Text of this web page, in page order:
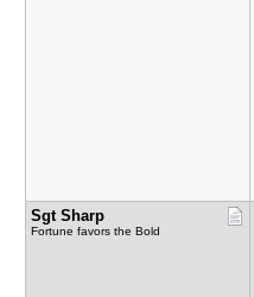
Sgt Sharp
Fortune favors the Bold